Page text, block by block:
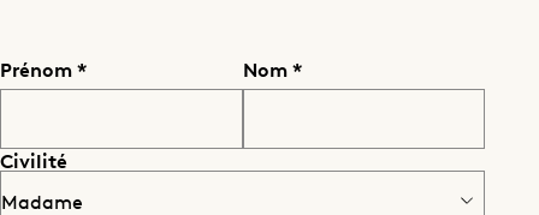
Prénom Nom
Civilité